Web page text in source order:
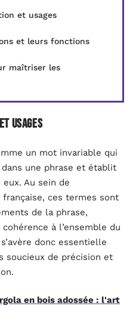
et usages
et leurs fonctions
maîtriser les
usages
un mot invariable qui
une phrase et établit
Au sein de
ces termes sont
de la phrase,
à l’ensemble du
donc essentielle
soucieux de précision et
en bois adossée : l'art